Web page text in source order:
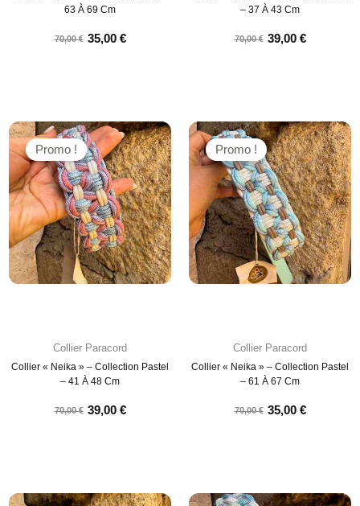
63 À 69 Cm
70,00€ 35,00 €
– 37 À 43 Cm
70,00€ 39,00 €
Collier Paracord
Collier « Neika » – Collection Pastel
– 41 À 48 Cm
70,00€ 39,00 €
Promo !
Collier Paracord
Collier « Neika » – Collection Pastel
– 61 À 67 Cm
70,00€ 35,00 €
Promo !